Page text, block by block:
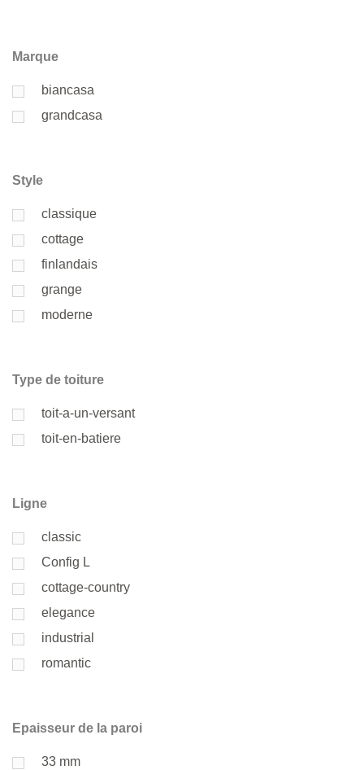
Marque
biancasa
grandcasa
Style
classique
cottage
finlandais
grange
moderne
Type de toiture
toit-a-un-versant
toit-en-batiere
Ligne
classic
Config L
cottage-country
elegance
industrial
romantic
Epaisseur de la paroi
33 mm